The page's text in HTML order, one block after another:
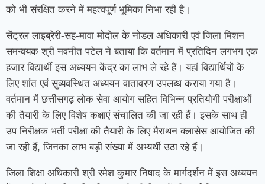
को भी संरक्षित करने में महत्वपूर्ण भूमिका निभा रही है।
सेंट्रल लाइब्रेरी-सह-मावा मोदोल के नोडल अधिकारी एवं जिला मिशन
समन्वयक श्री नवनीत पटेल ने बताया कि वर्तमान में प्रतिदिन लगभग एक
हजार विद्यार्थी इस अध्ययन केंद्र का लाभ ले रहे हैं। यहां विद्यार्थियों के
लिए शांत एवं सुव्यवस्थित अध्ययन वातावरण उपलब्ध कराया गया है।
वर्तमान में छत्तीसगढ़ लोक सेवा आयोग सहित विभिन्न प्रतियोगी परीक्षाओं
की तैयारी के लिए विशेष कक्षाएं संचालित की जा रही हैं। इसके साथ ही
उप निरीक्षक भर्ती परीक्षा की तैयारी के लिए मैराथन क्लासेस आयोजित की
जा रही हैं, जिनका लाभ बड़ी संख्या में अभ्यर्थी उठा रहे हैं।
जिला शिक्षा अधिकारी श्री रमेश कुमार निषाद के मार्गदर्शन में इस अध्ययन